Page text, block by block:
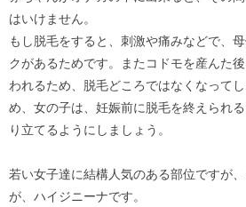
はいけません。
もし脱毛をすると、刺激や痛みなどで、
クがあるためです。またコドモを産んた
われるため、脱毛どころではなくなって
め、女の子は、妊娠前に脱毛を終えられ
り立てるようにしましょう。
若い女子達に結構人気のある部位ですが
が、ハイジニーナです。